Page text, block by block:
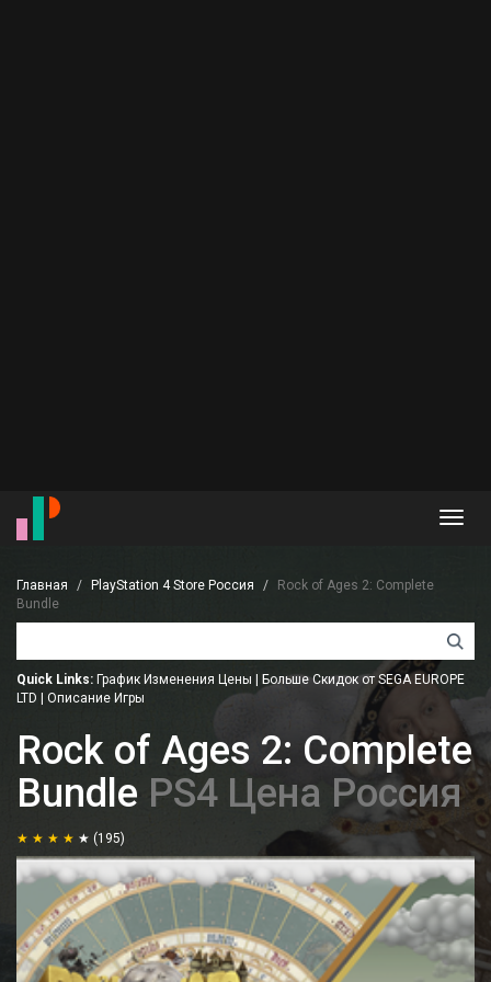
Главная PlayStation 4 Store Россия
Rock of Ages 2: Complete
Bundle
Quick Links: График Изменения Цены
Больше Скидок от SEGA EUROPE
LTD
Описание Игры
Rock of Ages 2: Complete
Bundle PS4 Цена Россия
(195)